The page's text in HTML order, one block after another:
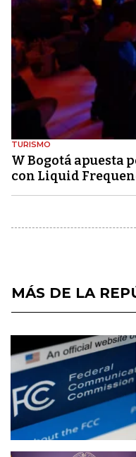
TURISMO
W Bogotá apuesta
con Liquid
MÁS DE LA